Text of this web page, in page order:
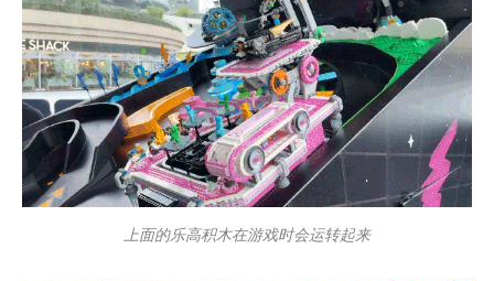
上面的乐高积木在游戏时会运转起来